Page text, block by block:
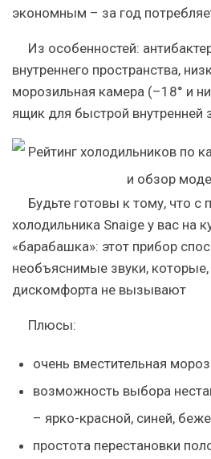
экономным – за год
Из особенностей:
внутреннего пространства,
морозильная камера (–18° и
ящик для быстрой внутренней
Будьте готовы к тому, что с
холодильника Snaige у вас на
«барабашка»: этот прибор
необъяснимые звуки,
дискомфорта не вызывают
Плюсы:
очень вместительная
возможность выбора
– ярко-красной, синей,
простота перестановки